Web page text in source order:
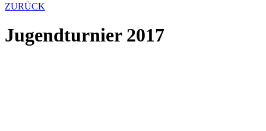
ZURÜCK
Jugendturnier 2017